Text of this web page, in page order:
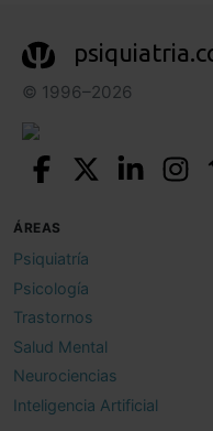
© 1996–2026
ÁREAS
Psiquiatría
Psicología
Trastornos
Salud Mental
Neurociencias
Inteligencia Artificial